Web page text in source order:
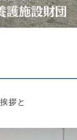
拶と